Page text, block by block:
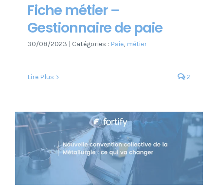
Fiche métier –
Gestionnaire de paie
30/08/2023 | Catégories : Paie, métier
Lire Plus 2